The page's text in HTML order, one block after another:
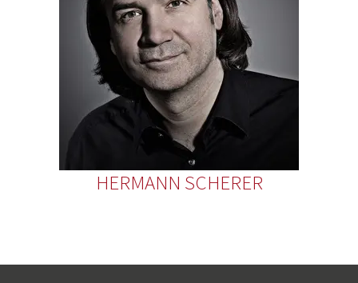
HERMANN SCHERER